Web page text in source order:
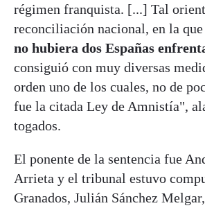
régimen franquista. [...] Tal
reconciliación nacional, en la que
no hubiera dos Españas
consiguió con muy diversas
orden uno de los cuales, no de
fue la citada Ley de Amnistía",
togados.
El ponente de la sentencia fue
Arrieta y el tribunal estuvo
Granados, Julián Sánchez